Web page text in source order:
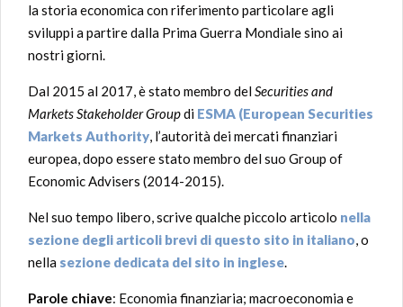
la storia economica con riferimento particolare agli
sviluppi a partire dalla Prima Guerra Mondiale sino ai
nostri giorni.
Dal 2015 al 2017, è stato membro del Securities and
Markets Stakeholder Groupdi ESMA (European Securities
Markets Authority , l’autorità dei mercati finanziari
europea, dopo essere stato membro del suo Group of
Economic Advisers (2014-2015).
Nel suo tempo libero, scrive qualche piccolo articolo nella
sezione degli articoli brevi di questo sito in italiano , o
nella sezione dedicata del sito in inglese
Parole chiave: Economia finanziaria; macroeconomia e